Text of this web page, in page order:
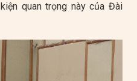
quan trọng này của Đài